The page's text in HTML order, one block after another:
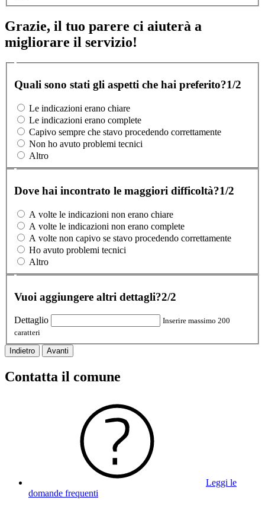
Grazie, il tuo parere ci aiuterà a
migliorare il servizio!
Quali sono stati gli aspetti che hai preferito?1/2
Le indicazioni erano chiare
Le indicazioni erano complete
Capivo sempre che stavo procedendo correttamente
Non ho avuto problemi tecnici
Altro
Dove hai incontrato le maggiori difficoltà?1/2
A volte le indicazioni non erano chiare
A volte le indicazioni non erano complete
A volte non capivo se stavo procedendo correttamente
Ho avuto problemi tecnici
Altro
Vuoi aggiungere altri dettagli?2/2
Dettaglio
Inserire massimo 200
caratteri
Indietro Avanti
Contatta il comune
Leggi le
domande frequenti